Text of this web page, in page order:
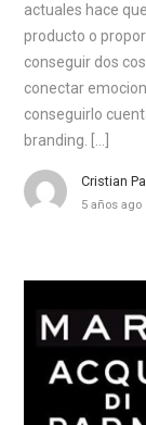
actuales hace
producto o
conseguir dos
conectar
conseguirlo
branding. […]
Cristian
5 años ago